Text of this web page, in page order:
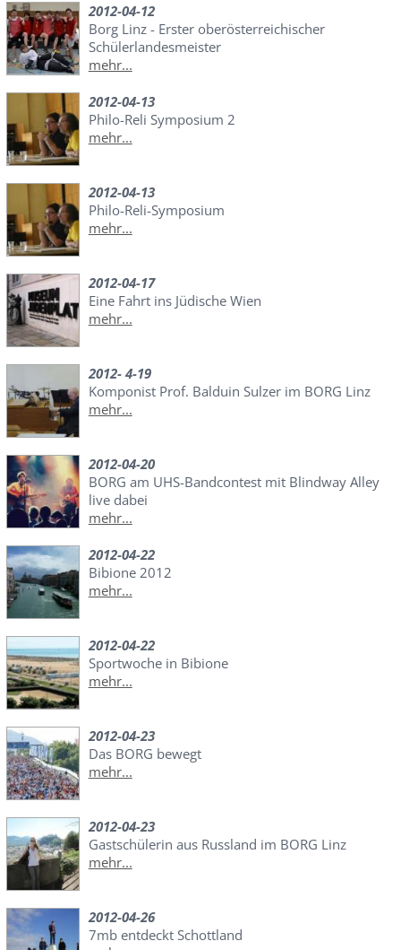
2012-04-12
Borg Linz - Erster oberösterreichischer
Schülerlandesmeister
mehr...
2012-04-13
Philo-Reli Symposium 2
mehr...
2012-04-13
Philo-Reli-Symposium
mehr...
2012-04-17
Eine Fahrt ins Jüdische Wien
mehr...
2012- 4-19
Komponist Prof. Balduin Sulzer im BORG Linz
mehr...
2012-04-20
BORG am UHS-Bandcontest mit Blindway Alley
live dabei
mehr...
2012-04-22
Bibione 2012
mehr...
2012-04-22
Sportwoche in Bibione
mehr...
2012-04-23
Das BORG bewegt
mehr...
2012-04-23
Gastschülerin aus Russland im BORG Linz
mehr...
2012-04-26
7mb entdeckt Schottland